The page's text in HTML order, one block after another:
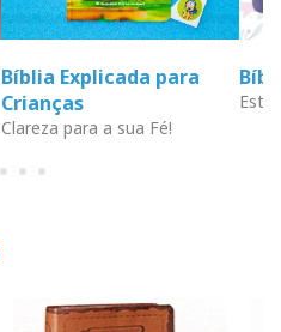
Bíblia Explicada para
Crianças
Clareza para a sua Fé!